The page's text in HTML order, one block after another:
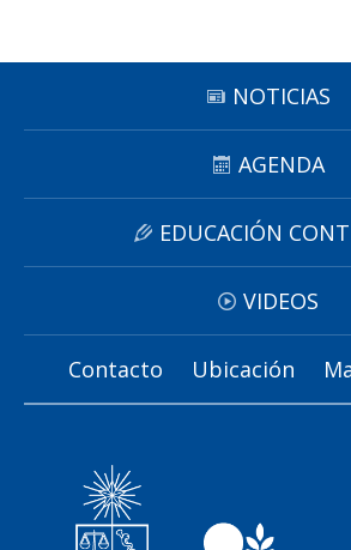
NOTICIAS
AGENDA
EDUCACIÓN
VIDEOS
Contacto Ubicación